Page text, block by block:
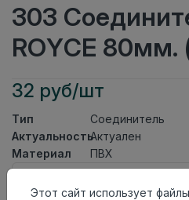
303
ROYCE 80мм.
32 руб/шт
Тип
Соединитель
АктуальностьАктуален
Материал
ПВХ
Этот сайт использует